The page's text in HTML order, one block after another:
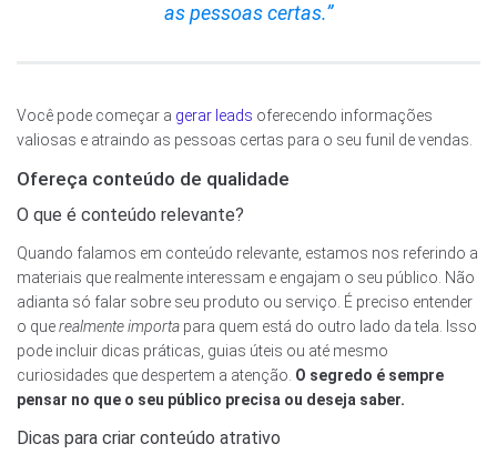
as pessoas certas.”
Você pode começar a gerar leads oferecendo informações
valiosas e atraindo as pessoas certas para o seu funil de vendas.
Ofereça conteúdo de qualidade
O que é conteúdo relevante?
Quando falamos em conteúdo relevante, estamos nos referindo a
materiais que realmente interessam e engajam o seu público. Não
adianta só falar sobre seu produto ou serviço. É preciso entender
o querealmente importa para quem está do outro lado da tela. Isso
pode incluir dicas práticas, guias úteis ou até mesmo
curiosidades que despertem a atenção. O segredo é sempre
pensar no que o seu público precisa ou deseja saber.
Dicas para criar conteúdo atrativo